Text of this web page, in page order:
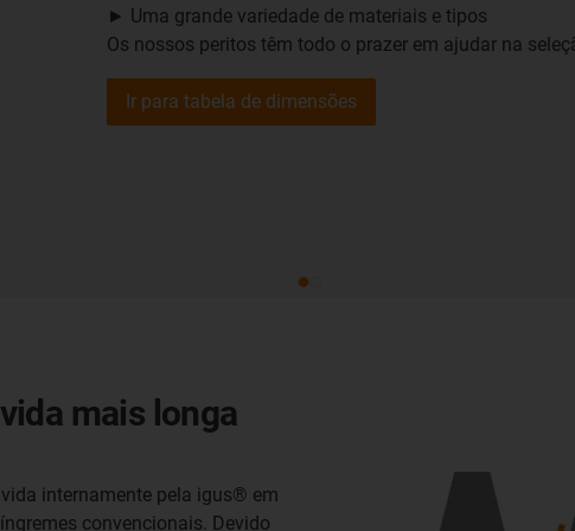
► Uma grande variedade de materiais e tipos
Os nossos peritos têm todo o prazer em ajudar na
Ir para tabela de dimensões
mais longa
internamente pela igus® em
convencionais. Devido